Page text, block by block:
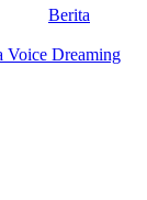
Berita
Voice Dreaming